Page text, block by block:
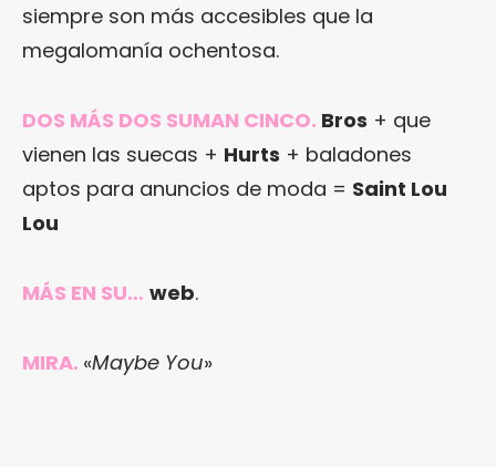
siempre son más accesibles que la
megalomanía ochentosa.
DOS MÁS DOS SUMAN CINCO. Bros + que
vienen las suecas + Hurts + baladones
aptos para anuncios de moda = Saint Lou
Lou
MÁS EN SU… web.
MIRA. «Maybe You»